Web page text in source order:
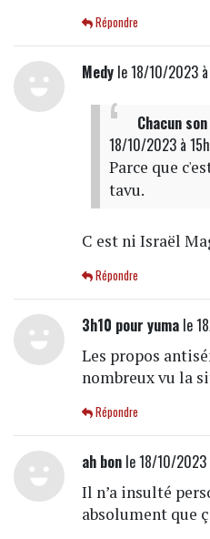
Répondre
Medyle 18/10/2023 à
Chacun
18/10/2023 à
Parce que
tavu.
C est ni Israël
Répondre
3h10 pour yumale
Les propos
nombreux vu la
Répondre
ah bonle 18/10/2023
Il n’a insulté
absolument que